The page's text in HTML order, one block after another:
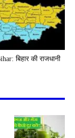
बिहार की राजधानी